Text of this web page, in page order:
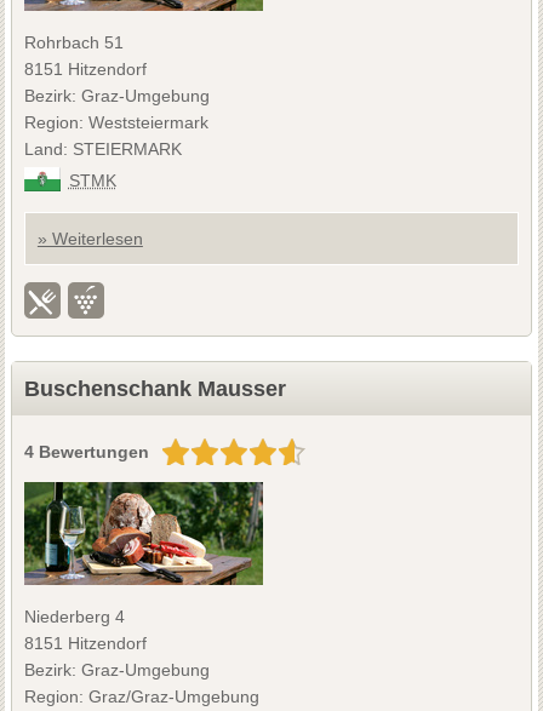
Rohrbach 51
8151 Hitzendorf
Bezirk: Graz-Umgebung
Region: Weststeiermark
Land: STEIERMARK
STMK
» Weiterlesen
Buschenschank Mausser
4 Bewertungen
Niederberg 4
8151 Hitzendorf
Bezirk: Graz-Umgebung
Region: Graz/Graz-Umgebung